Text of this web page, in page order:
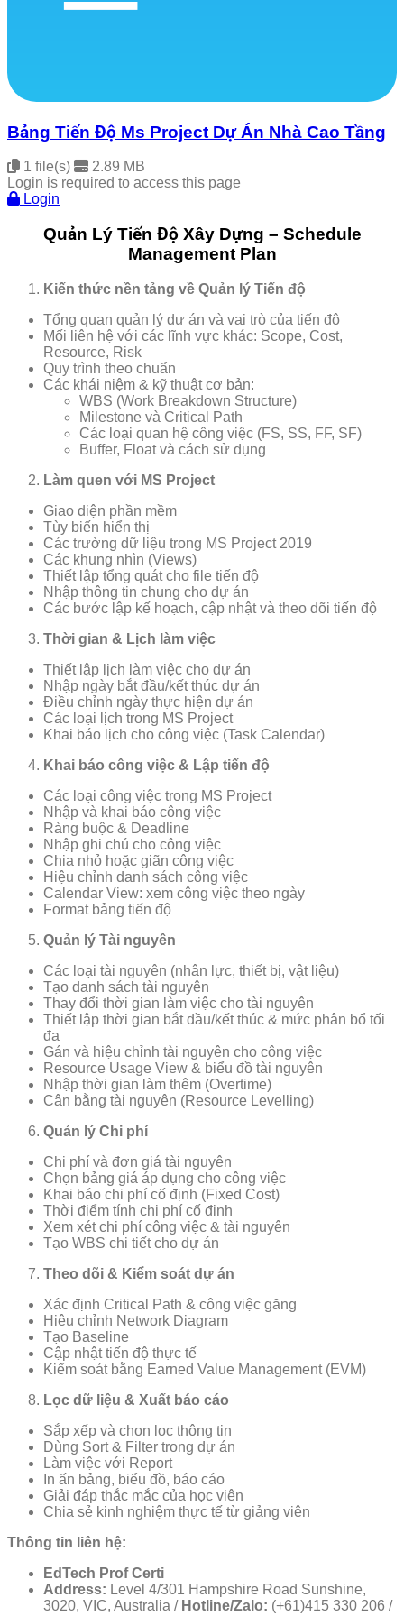
Free Exam
Bảng Tiến Độ Ms Project Dự Án Nhà Cao Tầng
1 file(s)
2.89 MB
Login is required to access this page
Login
Quản Lý Tiến Độ Xây Dựng – Schedule
Management Plan
Kiến thức nền tảng về Quản lý Tiến độ
Tổng quan quản lý dự án và vai trò của tiến độ
Mối liên hệ với các lĩnh vực khác: Scope, Cost,
Resource, Risk
Quy trình theo chuẩn
Các khái niệm & kỹ thuật cơ bản:
WBS (Work Breakdown Structure)
Milestone và Critical Path
Các loại quan hệ công việc (FS, SS, FF, SF)
Buffer, Float và cách sử dụng
Làm quen với MS Project
Giao diện phần mềm
Tùy biến hiển thị
Các trường dữ liệu trong MS Project 2019
Các khung nhìn (Views)
Thiết lập tổng quát cho file tiến độ
Nhập thông tin chung cho dự án
Các bước lập kế hoạch, cập nhật và theo dõi tiến độ
Thời gian & Lịch làm việc
Thiết lập lịch làm việc cho dự án
Nhập ngày bắt đầu/kết thúc dự án
Điều chỉnh ngày thực hiện dự án
Các loại lịch trong MS Project
Khai báo lịch cho công việc (Task Calendar)
Khai báo công việc & Lập tiến độ
Các loại công việc trong MS Project
Nhập và khai báo công việc
Ràng buộc & Deadline
Nhập ghi chú cho công việc
Chia nhỏ hoặc giãn công việc
Hiệu chỉnh danh sách công việc
Calendar View: xem công việc theo ngày
Format bảng tiến độ
Quản lý Tài nguyên
Các loại tài nguyên (nhân lực, thiết bị, vật liệu)
Tạo danh sách tài nguyên
Thay đổi thời gian làm việc cho tài nguyên
Thiết lập thời gian bắt đầu/kết thúc & mức phân bổ tối
đa
Gán và hiệu chỉnh tài nguyên cho công việc
Resource Usage View & biểu đồ tài nguyên
Nhập thời gian làm thêm (Overtime)
Cân bằng tài nguyên (Resource Levelling)
Quản lý Chi phí
Chi phí và đơn giá tài nguyên
Chọn bảng giá áp dụng cho công việc
Khai báo chi phí cố định (Fixed Cost)
Thời điểm tính chi phí cố định
Xem xét chi phí công việc & tài nguyên
Tạo WBS chi tiết cho dự án
Theo dõi & Kiểm soát dự án
Xác định Critical Path & công việc găng
Hiệu chỉnh Network Diagram
Tạo Baseline
Cập nhật tiến độ thực tế
Kiểm soát bằng Earned Value Management (EVM)
Lọc dữ liệu & Xuất báo cáo
Sắp xếp và chọn lọc thông tin
Dùng Sort & Filter trong dự án
Làm việc với Report
In ấn bảng, biểu đồ, báo cáo
Giải đáp thắc mắc của học viên
Chia sẻ kinh nghiệm thực tế từ giảng viên
Thông tin liên hệ:
EdTech Prof Certi
Address: Level 4/301 Hampshire Road Sunshine,
3020, VIC, Australia / Hotline/Zalo: (+61)415 330 206 /